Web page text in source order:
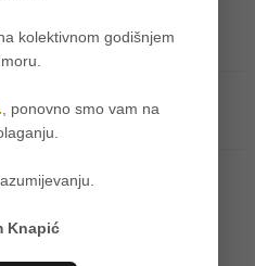
PROIZVODA
kolektivnom godišnjem
, ponovno smo vam na
Knapić